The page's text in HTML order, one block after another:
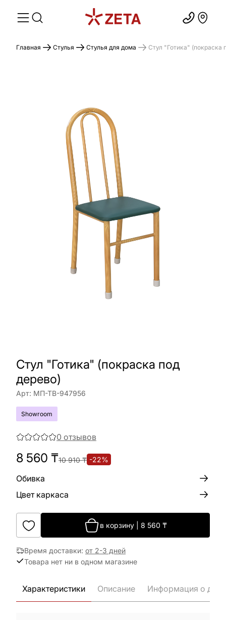
Главная Стулья Стулья для дома Стул "Готика" (покраска
Стул "Готика" (покраска под
дерево)
Арт: МП-ТВ-947956
Showroom
0 отзывов
8 560 ₸10 910₸ -22%
Обивка
Цвет каркаса
в корзину 8 560 ₸
Время доставки: от 2-3 дней
Товара нет ни в одном магазине
Характеристики Описание Информация о